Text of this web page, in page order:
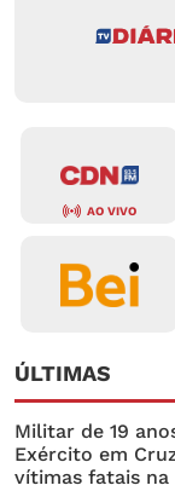
AO VIVO
ÚLTIMAS
Militar de 19
Exército em
vítimas fatais na